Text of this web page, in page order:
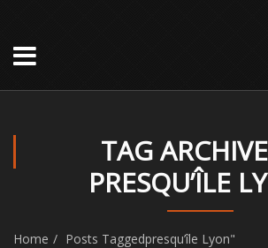
TAG
PRESQU’ÎLE
Home Posts Taggedpresqu’île Lyon"